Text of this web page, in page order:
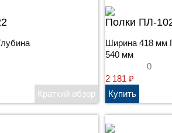
Полки ПЛ-
Ширина 418 мм
540 мм
0
2 181 ₽